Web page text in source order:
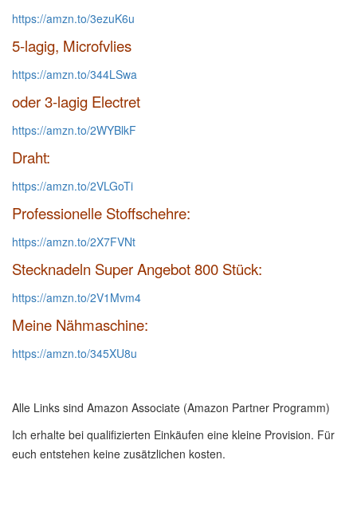
https://amzn.to/3ezuK6u
5-lagig, Microfvlies
https://amzn.to/344LSwa
oder 3-lagig Electret
https://amzn.to/2WYBlkF
Draht:
https://amzn.to/2VLGoTi
Professionelle Stoffschehre:
https://amzn.to/2X7FVNt
Stecknadeln Super Angebot 800 Stück:
https://amzn.to/2V1Mvm4
Meine Nähmaschine:
https://amzn.to/345XU8u
Alle Links sind Amazon Associate (Amazon Partner Programm)
Ich erhalte bei qualifizierten Einkäufen eine kleine Provision. Für
euch entstehen keine zusätzlichen kosten.